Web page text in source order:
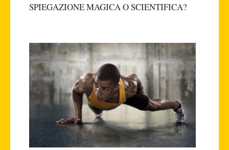
SPIEGAZIONE MAGICA O SCIENTIFICA?